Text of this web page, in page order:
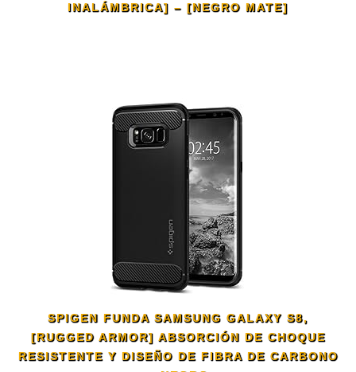
INALÁMBRICA] – [NEGRO MATE]
SPIGEN FUNDA SAMSUNG GALAXY S8,
[RUGGED ARMOR] ABSORCIÓN DE CHOQUE
RESISTENTE Y DISEÑO DE FIBRA DE CARBONO